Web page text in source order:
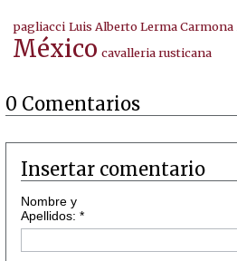
pagliacci Luis Alberto Lerma Carmona
México cavalleria rusticana
0 Comentarios
Insertar comentario
Nombre y
Apellidos: *